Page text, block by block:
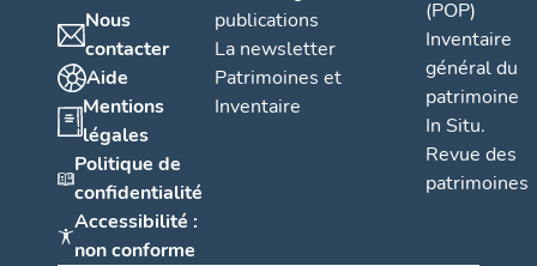
Nous
contacter
Aide
Mentions
légales
Politique de
confidentialité
Accessibilité :
non conforme
publications
La newsletter
Patrimoines et
Inventaire
(POP)
Inventaire
général du
patrimoine
In Situ.
Revue des
patrimoines